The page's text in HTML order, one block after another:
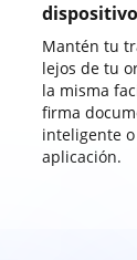
Mantén tu
lejos de tu
la misma
firma
inteligente
aplicación.